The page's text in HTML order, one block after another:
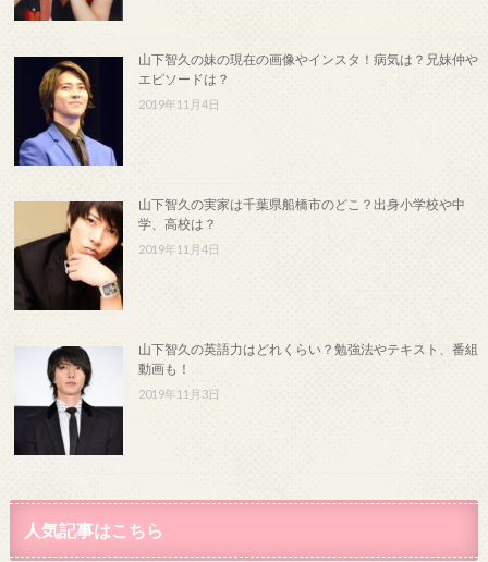
山下智久の妹の現在の画像やインスタ！病気は？兄妹仲や
エピソードは？
2019年11月4日
山下智久の実家は千葉県船橋市のどこ？出身小学校や中
学、高校は？
2019年11月4日
山下智久の英語力はどれくらい？勉強法やテキスト、番組
動画も！
2019年11月3日
人気記事はこちら